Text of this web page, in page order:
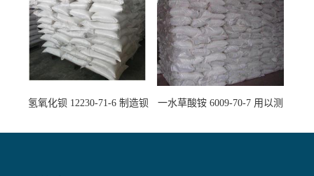
氢氧化钡 12230-71-6 制造钡
一水草酸铵 6009-70-7 用以测